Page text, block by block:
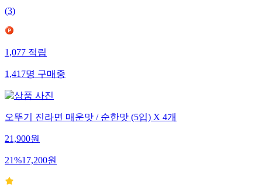
(3)
1,077적립
1,417명구매중
오뚜기 진라면 매운맛 / 순한맛 (5입) X 4개
21,900원
21%17,200원